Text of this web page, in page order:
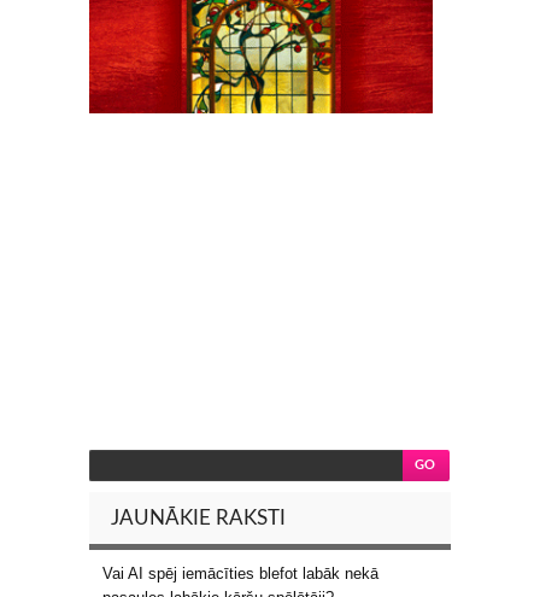
JAUNĀKIE RAKSTI
Vai AI spēj iemācīties blefot labāk nekā